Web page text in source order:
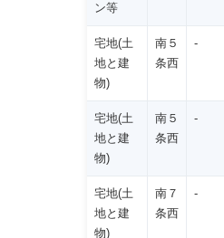
ン等
宅地(土
地と建
物)
南５
条西
-
宅地(土
地と建
物)
南５
条西
-
宅地(土
地と建
物)
南７
条西
-